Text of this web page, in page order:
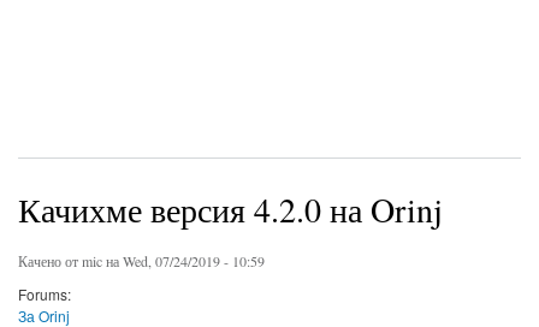
Качихме версия 4.2.0 на Orinj
Качено отmicна Wed, 07/24/2019 - 10:59
Forums:
За Orinj